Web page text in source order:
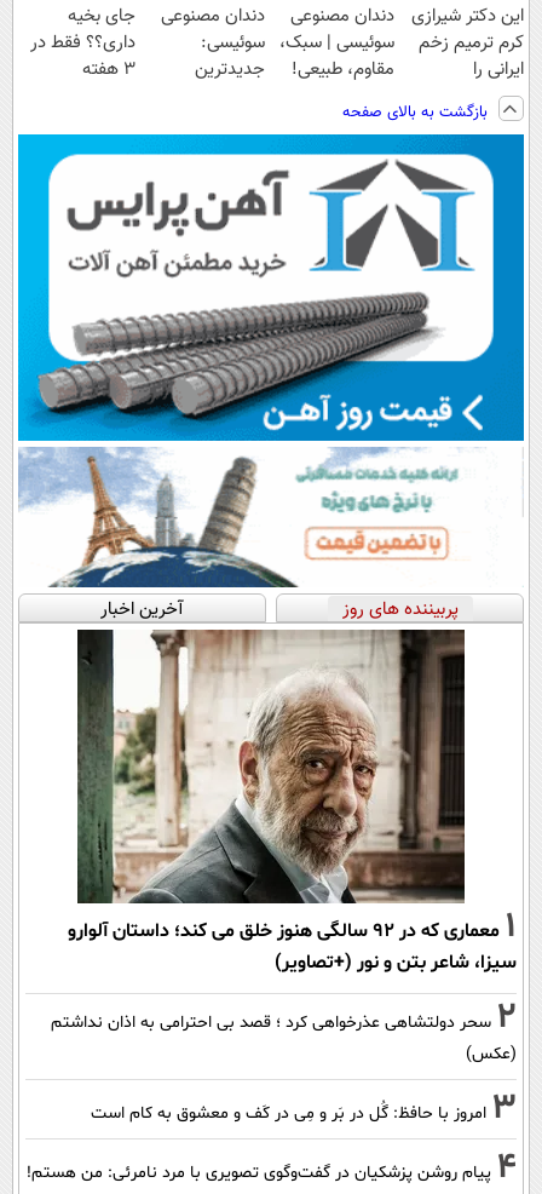
این دکتر شیرازی
کرم ترمیم زخم
ایرانی را
ساخت!!!
دندان مصنوعی
سوئیسی | سبک،
مقاوم، طبیعی!
رایگان+پرداخت
اقساطی😍
دندان مصنوعی
سوئیسی:
جدیدترین
پرداخت قسطی
جای بخیه
داری؟؟ فقط در
3 هفته
بازگشت به بالای صفحه
پربیننده های روز آخرین اخبار
1
معماری که در 92 سالگی هنوز خلق می کند؛ داستان آلوارو
سیزا، شاعر بتن و نور (+تصاویر)
2 سحر دولتشاهی عذرخواهی کرد ؛ قصد بی احترامی به اذان نداشتم
(عکس)
3 امروز با حافظ: گُل در بَر و مِی در کَف و معشوق به کام است
4 پیام روشن پزشکیان در گفت‌و‌گوی تصویری با مرد نامرئی: من هستم!